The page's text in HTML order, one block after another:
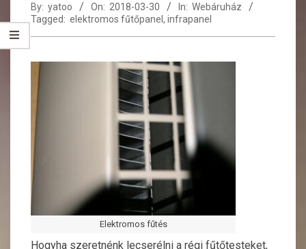
By: yatoo On: 2018-03-30 In: Webáruház
Tagged: elektromos fűtőpanel , infrapanel
Elektromos fűtés
Hogyha szeretnénk lecserélni a régi fűtőtesteket,